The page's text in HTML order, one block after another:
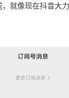
就像现在抖音大